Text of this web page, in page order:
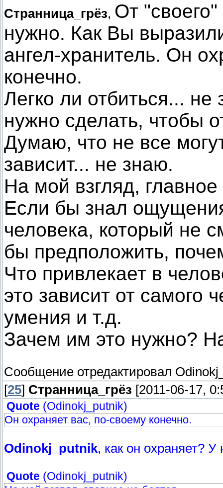
Странница_грёз, От
нужно. Как Вы
ангел-хранитель. Он
конечно.
Легко ли отбиться...
нужно сделать, чтобы
Думаю, что не все
зависит... не знаю.
На мой взгляд,
Если бы знал
человека, который не
бы предположить,
Что привлекает в
это зависит от самого
умения и т.д.
Зачем им это нужно?
Сообщение отредактировал
[25] Странница_грёз [2011-06-17,
Quote (Odinokj_putnik)
Он охраняет вас, по-своему конечно.
Odinokj_putnik, как он охраняет? У
Quote (Odinokj_putnik)